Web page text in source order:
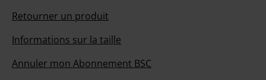
Retourner un produit
Informations sur la taille
Annuler mon Abonnement BSC